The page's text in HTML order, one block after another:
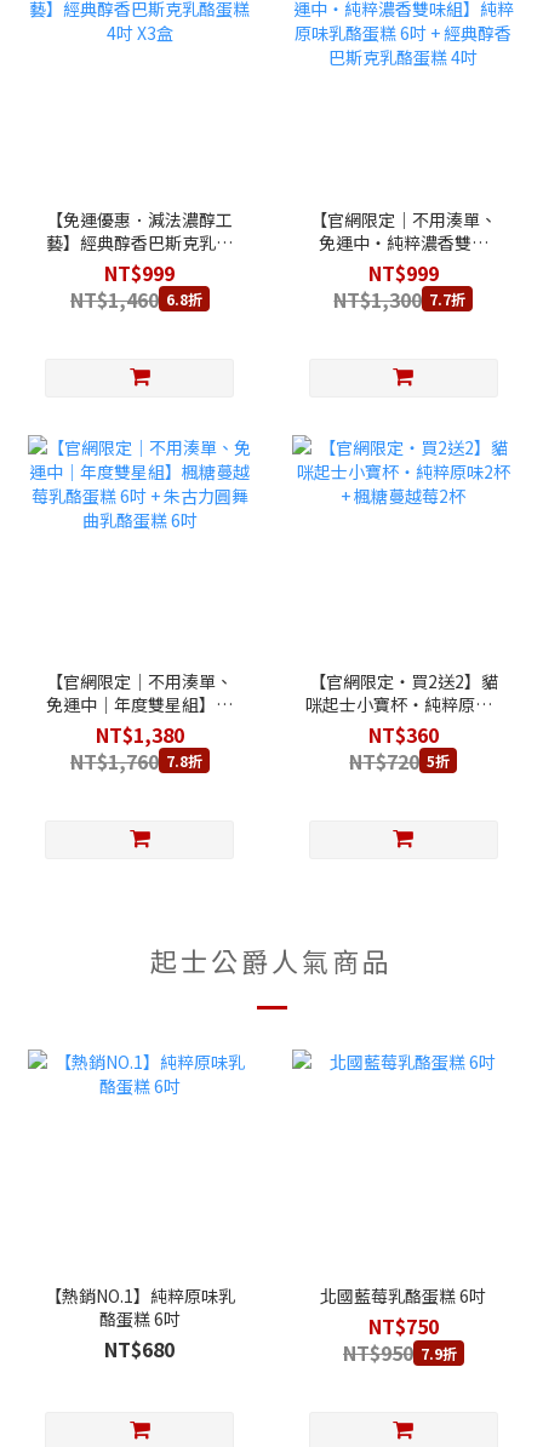
【免運優惠．減法濃醇工
藝】經典醇香巴斯克乳酪
蛋糕 4吋 X3盒
NT$999
NT$1,460 6.8折
【官網限定｜不用湊單、
免運中・純粹濃香雙味
組】純粹原味乳酪蛋糕 6
吋 + 經典醇香巴斯克乳酪
蛋糕 4吋
NT$999
NT$1,300 7.7折
【官網限定｜不用湊單、
免運中｜年度雙星組】楓
糖蔓越莓乳酪蛋糕 6吋 +
朱古力圓舞曲乳酪蛋糕 6
吋
NT$1,380
NT$1,760 7.8折
【官網限定‧買2送2】貓
咪起士小寶杯‧純粹原味2
杯 + 楓糖蔓越莓2杯
NT$360
NT$720 5折
起士公爵人氣商品
【熱銷NO.1】純粹原味乳
酪蛋糕 6吋
NT$680
北國藍莓乳酪蛋糕 6吋
NT$750
NT$950 7.9折